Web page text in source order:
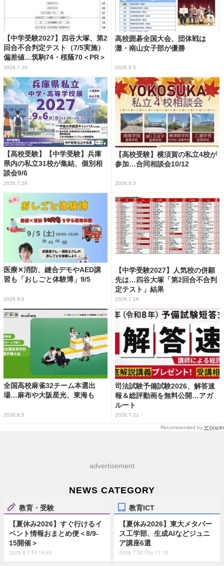
【中学受験2027】四谷大塚、第2
回合不合判定テスト（7/5実施）
偏差値…筑駒74・桜蔭70＜PR＞
2026.7.10
高校囲碁全国大会、団体戦は
灘・南山女子部が優勝
2026.8.5
【高校受験】【中学受験】兵庫
県内の私立31校が集結、個別相
談会9/6
2026.7.28
【高校受験】横須賀の私立4校が
参加…合同相談会10/12
2026.8.5
医療✕消防、縫合デモやAED講
習も「おしごと体験博」9/5
2026.8.6
【中学受験2027】人気校の併願
先は…四谷大塚「第2回合不合判
定テスト」結果
2026.7.16
全国高校麻雀32チーム本選出
場…麻布や大阪星光、東海も
2026.8.5
司法試験予備試験2026、解答速
報＆総評動画を無料公開…アガ
ルート
2026.7.21
Recommended by
advertisement
NEWS CATEGORY
教育・受験
【夏休み2026】すぐ行けるイ
ベント情報おまとめ便＜8/9-
15開催＞
2026.8.7 Fri 19:45
教育ICT
【夏休み2026】東大メタバー
ス工学部、生成AIなどジュニ
ア講座6選
2026.7.30 Thu 11:15